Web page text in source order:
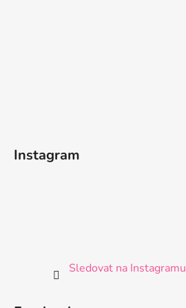
Instagram
Sledovat na Instagramu